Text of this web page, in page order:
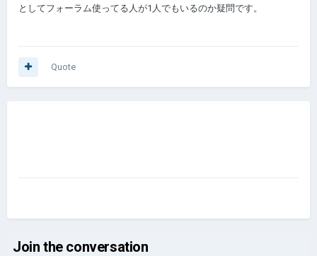
としてフォーラム使ってる人が1人でもいるのか疑問です。
Quote
Join the conversation